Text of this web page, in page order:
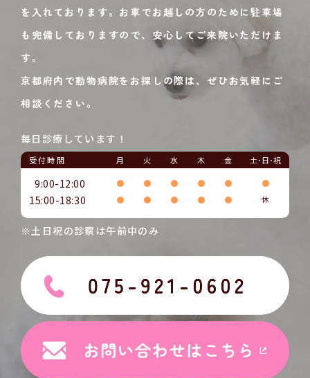
を入れております。お車でお越しの方のために駐車場
も完備しておりますので、安心してご来院いただけま
す。
京都府内で動物病院をお探しの際は、ぜひお気軽にご
相談ください。
毎日診療しています！
受付時間 月 火 水 木 金 土･日･祝
9:00-12:00 ● ● ● ● ● ●
15:00-18:30 ● ● ● ● ● 休
※土日祝の診察は午前中のみ